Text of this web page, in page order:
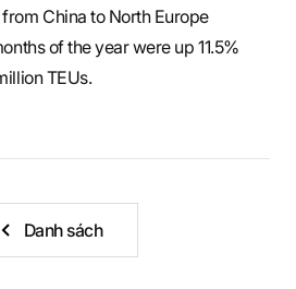
China to North Europe
of the year were up 11.5%
TEUs.
Danh sách